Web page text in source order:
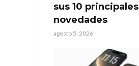
sus 10 principales
novedades
agosto 5, 2026